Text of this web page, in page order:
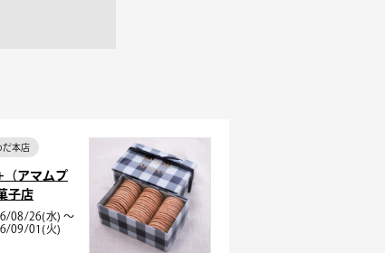
だ本店
（アマムプ
子店
08/26(水) ～
09/01(火)